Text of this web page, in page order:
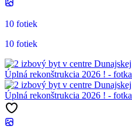
10 fotiek
10 fotiek